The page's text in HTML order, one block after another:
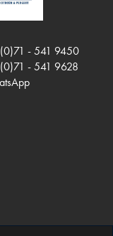
- 541 9450
- 541 9628